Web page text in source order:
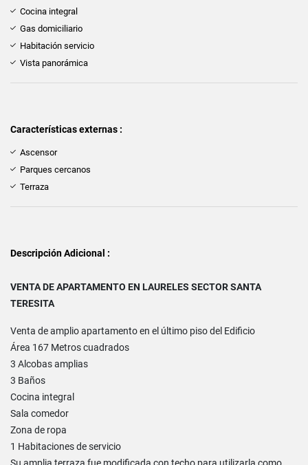
Cocina integral
Gas domiciliario
Habitación servicio
Vista panorámica
Características externas :
Ascensor
Parques cercanos
Terraza
Descripción Adicional :
VENTA DE APARTAMENTO EN LAURELES SECTOR SANTA
TERESITA
Venta de amplio apartamento en el último piso del Edificio
Área 167 Metros cuadrados
3 Alcobas amplias
3 Baños
Cocina integral
Sala comedor
Zona de ropa
1 Habitaciones de servicio
Su amplia terraza fue modificada con techo para utilizarla como